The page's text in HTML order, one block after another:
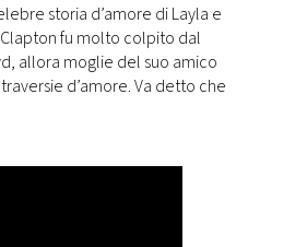
storia d’amore di Layla e
fu molto colpito dal
allora moglie del suo amico
d’amore. Va detto che